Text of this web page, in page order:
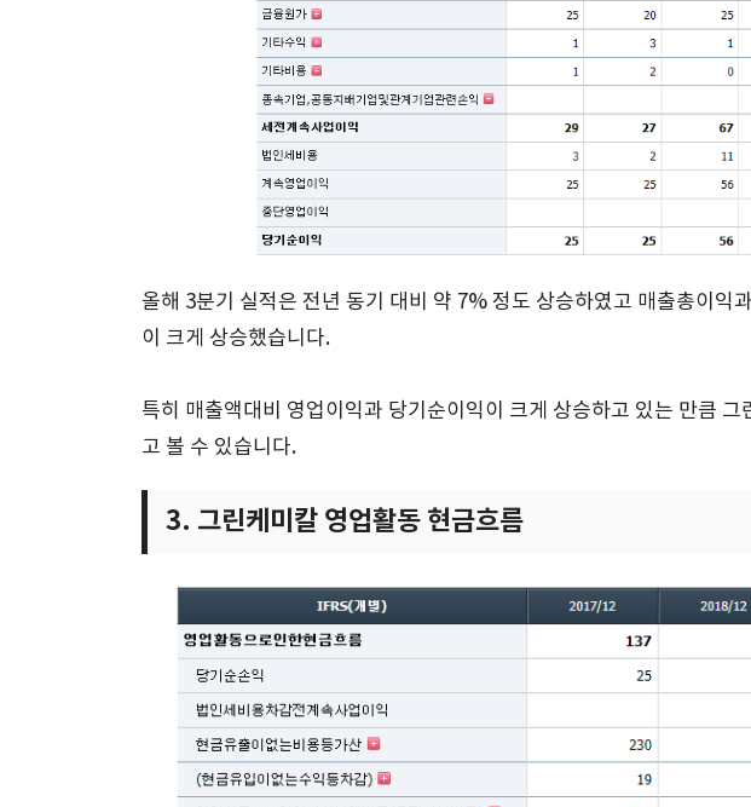
올해 3분기 실적은 전년 동기 대비 약 7% 정도 상승하였고 매출총이익
이 크게 상승했습니다.
특히 매출액대비 영업이익과 당기순이익이 크게 상승하고 있는 만큼
고 볼 수 있습니다.
3. 그린케미칼 영업활동 현금흐름